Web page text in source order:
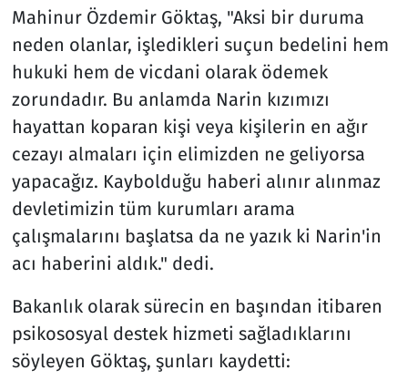
Mahinur Özdemir Göktaş, "Aksi bir duruma
neden olanlar, işledikleri suçun bedelini hem
hukuki hem de vicdani olarak ödemek
zorundadır. Bu anlamda Narin kızımızı
hayattan koparan kişi veya kişilerin en ağır
cezayı almaları için elimizden ne geliyorsa
yapacağız. Kaybolduğu haberi alınır alınmaz
devletimizin tüm kurumları arama
çalışmalarını başlatsa da ne yazık ki Narin'in
acı haberini aldık." dedi.
Bakanlık olarak sürecin en başından itibaren
psikososyal destek hizmeti sağladıklarını
söyleyen Göktaş, şunları kaydetti: